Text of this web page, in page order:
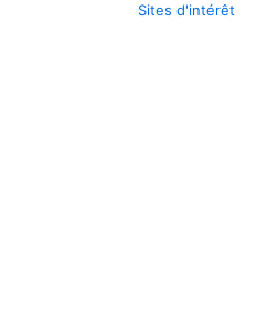
Sites d'intérêt